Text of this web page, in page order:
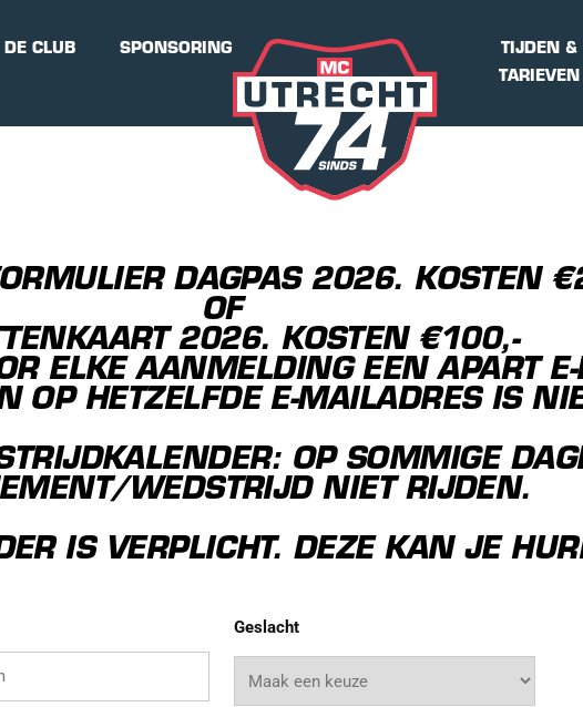
DE CLUB SPONSORING
TIJDEN &
TARIEVEN
DAGPAS 2026. KOSTEN
OF
2026. KOSTEN €100,-
ELKE AANMELDING EEN APART
OP HETZELFDE E-MAILADRES IS
OP SOMMIGE
WEDSTRIJD NIET RIJDEN.
IS VERPLICHT. DEZE KAN JE
Geslacht